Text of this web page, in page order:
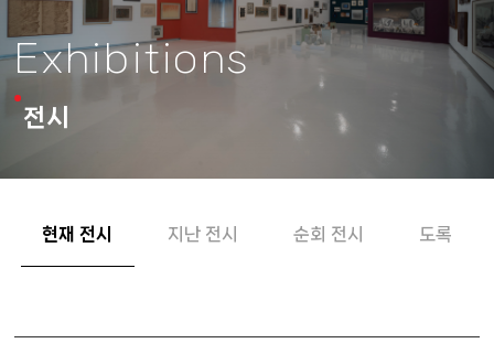
Exhibitions
전시
현재 전시 지난 전시 순회 전시 도록